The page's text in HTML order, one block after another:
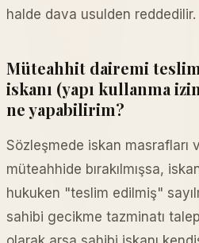
halde dava usulden reddedilir.
Müteahhit dairemi
iskanı (yapı kullanma
ne yapabilirim?
Sözleşmede iskan masrafları
müteahhide bırakılmışsa,
hukuken "teslim edilmiş"
sahibi gecikme tazminatı